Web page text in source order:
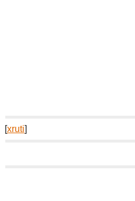
[xruti]